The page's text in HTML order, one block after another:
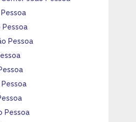
Pessoa
Pessoa
Pessoa